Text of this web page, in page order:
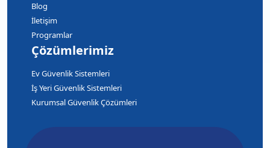
Blog
İletişim
Programlar
Çözümlerimiz
Ev Güvenlik Sistemleri
İş Yeri Güvenlik Sistemleri
Kurumsal Güvenlik Çözümleri